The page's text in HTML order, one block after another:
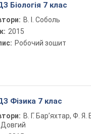
Біологія 7 клас
В. І. Соболь
2015
Робочий зошит
Фізика 7 клас
В. Г. Бар’яхтар, Ф.